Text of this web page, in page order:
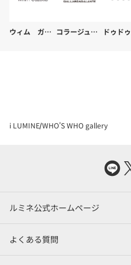
ウィム ガゼット コラージュ ガリャルダガランテ ドゥドゥ
i LUMINE WHO'S WHO gallery
ルミネ公式ホームページ
よくある質問